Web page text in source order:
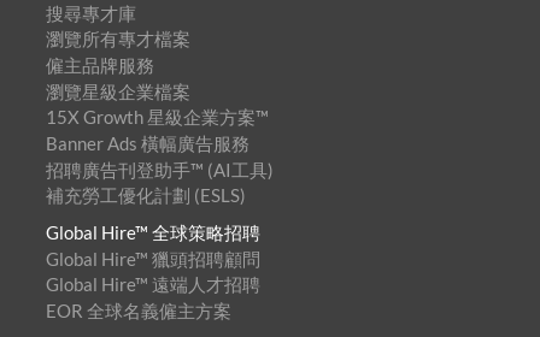
搜尋專才庫
瀏覽所有專才檔案
僱主品牌服務
瀏覽星級企業檔案
15X Growth 星級企業方案™
Banner Ads 橫幅廣告服務
招聘廣告刊登助手™ (AI工具)
補充勞工優化計劃 (ESLS)
Global Hire™ 全球策略招聘
Global Hire™ 獵頭招聘顧問
Global Hire™ 遠端人才招聘
EOR 全球名義僱主方案